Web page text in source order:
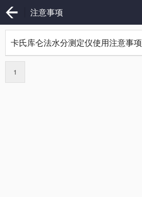
注意事项
卡氏库仑法水分测定仪使用注意事项
1